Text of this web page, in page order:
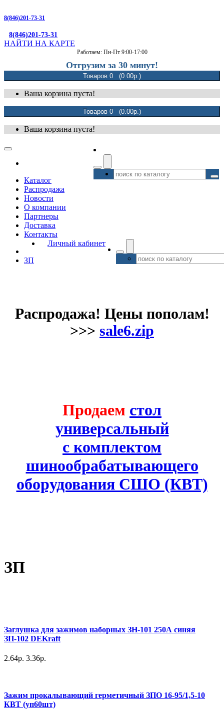
8(846)201-73-31
8(846)201-73-31
НАЙТИ НА КАРТЕ
Работаем: Пн-Пт 9:00-17:00
Отгрузим за 30 минут!
Товаров 0 (0.00р.)
Ваша корзина пуста!
Товаров 0 (0.00р.)
Ваша корзина пуста!
Каталог
Распродажа
Новости
О компании
Партнеры
Доставка
Контакты
Личный кабинет
ЗП
Распродажа! Цены пополам!
>>> sale6.zip
Продаем стол
универсальный
с комплектом
шинообрабатывающего
оборудования СШО (КВТ)
ЗП
Заглушка для зажимов наборных ЗН-101 250А синяя
ЗП-102 DEKraft
2.64р. 3.36р.
Зажим прокалывающий герметичный ЗПО 16-95/1,5-10
КВТ (уп60шт)